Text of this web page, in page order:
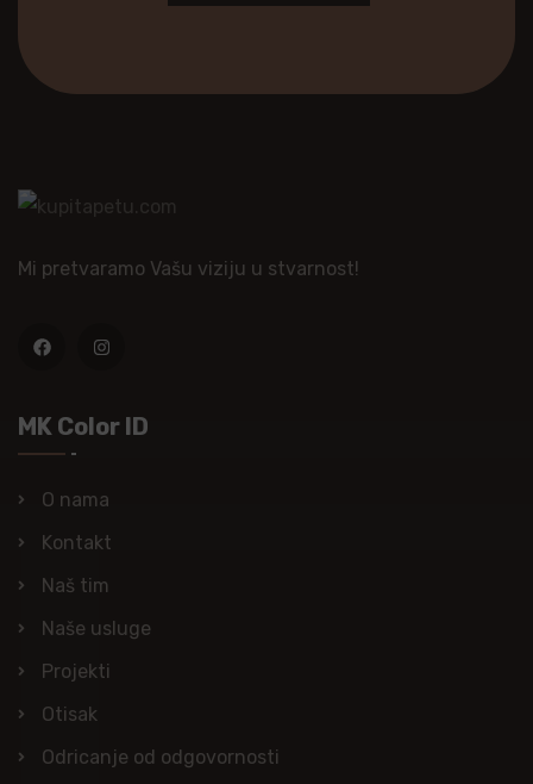
Mi pretvaramo Vašu viziju u stvarnost!
MK Color ID
O nama
Kontakt
Naš tim
Naše usluge
Projekti
Otisak
Odricanje od odgovornosti